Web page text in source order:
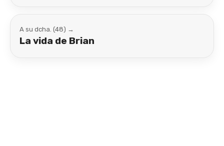
A su dcha. (48) →
La vida de Brian